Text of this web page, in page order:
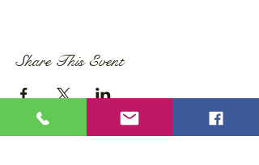
Share This Event